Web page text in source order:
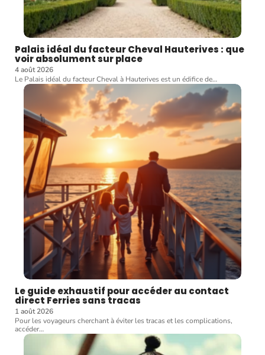
Palais idéal du facteur Cheval Hauterives : que
voir absolument sur place
4 août 2026
Le Palais idéal du facteur Cheval à Hauterives est un édifice de…
Le guide exhaustif pour accéder au contact
direct Ferries sans tracas
1 août 2026
Pour les voyageurs cherchant à éviter les tracas et les complications,
accéder…